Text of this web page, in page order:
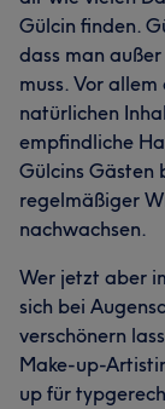
Gülcin finden.
dass man
muss. Vor
natürlichen
empfindliche
Gülcins Gästen
regelmäßiger
nachwachsen.
Wer jetzt aber
sich bei
verschönern
Make-up-
up für